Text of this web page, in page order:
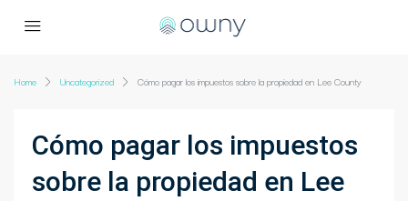
Home Uncategorized Cómo pagar los impuestos sobre la propiedad en Lee County
Cómo pagar los impuestos
sobre la propiedad en Lee